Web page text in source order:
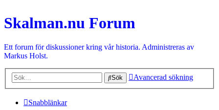
Skalman.nu Forum
Ett forum för diskussioner kring vår historia. Administreras av
Markus Holst.
Sök Avancerad sökning
Snabblänkar